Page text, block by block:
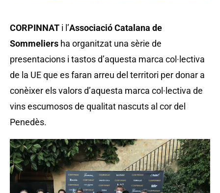
CORPINNAT i l’Associació Catalana de
Sommeliers ha organitzat una sèrie de
presentacions i tastos d’aquesta marca col·lectiva
de la UE que es faran arreu del territori per donar a
conèixer els valors d’aquesta marca col·lectiva de
vins escumosos de qualitat nascuts al cor del
Penedès.